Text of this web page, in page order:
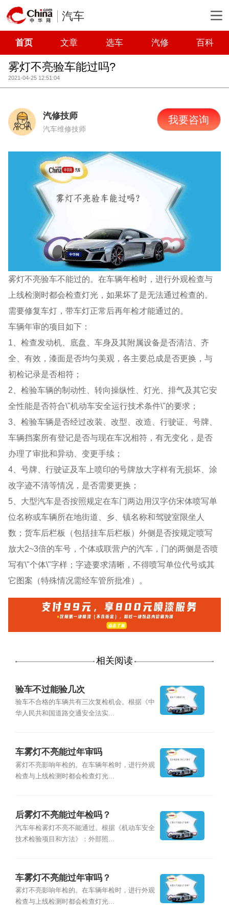
汽车
首页 文章 选车 汽修 百科
雾灯不亮验车能过吗?
2021-04-25 12:51:04
汽修技师
汽车维修技师
我要咨询
雾灯不亮验车不能过的。在车辆年检时，进行外观检查与
上线检测时都会检查灯光，如果坏了是无法通过检查的。
需要修复车灯，带车灯正常后再年检才能通过的。
车辆年审的项目如下：
1、检查发动机、底盘、车身及其附属设备是否清洁、齐
全、有效，漆面是否均匀美观，各主要总成是否更换，与
初检记录是否相符；
2、检验车辆的制动性、转向操纵性、灯光、排气及其它安
全性能是否符合\"机动车安全运行技术条件\"的要求；
3、检验车辆是否经过改装、改型、改造、行驶证、号牌、
车辆挡案所有登记是否与现在车况相符，有无变化，是否
办理了审批和异动、变更手续；
4、号牌、行驶证及车上喷印的号牌放大字样有无损坏、涂
改字迹不清等情况，是否需要更换；
5、大型汽车是否按照规定在车门两边用汉字仿宋体喷写单
位名称或车辆所在地街道、乡、镇名称和驾驶室限坐人
数；货车后栏板（包括挂车后栏板）外侧是否按规定喷写
放大2~3倍的车号，个体或联营户的汽车，门的两侧是否喷
写有\"个体\"字样；字迹要求清晰，不得喷写单位代号或其
它图案（特殊情况需经车管所批准）。
相关阅读
验车不过能验几次
验车不合格的车辆共有三次复检机会。根据《中
华人民共和国道路交通安全法实...
车雾灯不亮能过年审吗
雾灯不亮影响年检的。在车辆年检时，进行外观
检查与上线检测时都会检查灯光...
后雾灯不亮能过年检吗？
汽车年检雾灯不亮不能通过。根据《机动车安全
技术检验项目和方法》：外部照...
车雾灯不亮能过年审吗？
雾灯不亮影响年检的。在车辆年检时，进行外观
检查与上线检测时都会检查灯光...